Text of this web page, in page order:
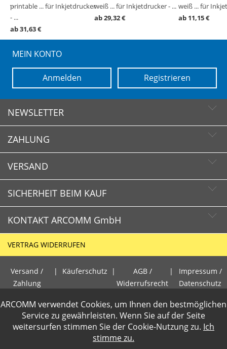
ARCOMM verwendet Cookies, um Ihnen den bestmöglichen
Service zu gewährleisten. Wenn Sie auf der Seite
weitersurfen stimmen Sie der Cookie-Nutzungzu. Ich
stimme zu.
printable ... für Inkjetdrucker
- ...
ab 31,63 €
weiß ... für Inkjetdrucker - ...
ab 29,32 €
weiß ... für
ab 11,15 €
-
MEIN KONTO
Registrieren
Anmelden
NEWSLETTER
Newsletter abonnieren
Newsletter abbestellen
ZAHLUNG
VERSAND
SICHERHEIT BEIM KAUF
Schnelle Lieferzeiten
Käuferschutz
Sichere Zahlung mit SSL-Verschlüsselung
Datenschutz
perfekter Schutz gegen kriminelle Angriffe
Sicheres Bezahlen mit Kreditkarte
KONTAKT ARCOMM GmbH
+49 (0)30 351 26 92 80
E-Mail
info@arcomm.de
VERTRAG WIDERRUFEN
Versand /
Zahlung
| Käuferschutz |
AGB /
Widerrufsrecht
|
Impressum /
Datenschutz
Gewerbetreibende loggen sich bitte ein f�r die Anzeige der
Nettopreise. Preisangaben inkl.19% MwSt und zzgl.Service- und
Versandkosten